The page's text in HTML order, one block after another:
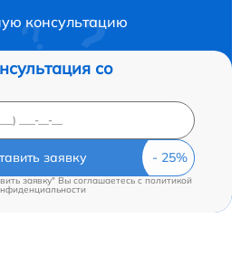
консультацию
со
заявку
заявку" Вы соглашаетесь cполитикой